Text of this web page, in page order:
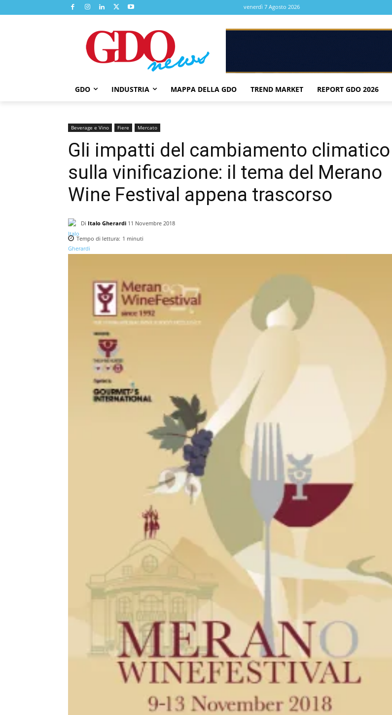
venerdì 7 Agosto 2026
GDO INDUSTRIA MAPPA DELLA GDO TREND MARKET REPORT GDO 2026
Beverage e Vino Fiere Mercato
Gli impatti del cambiamento climatico
sulla vinificazione: il tema del Merano
Wine Festival appena trascorso
Di Italo Gherardi 11 Novembre 2018
Tempo di lettura: 1 minuti